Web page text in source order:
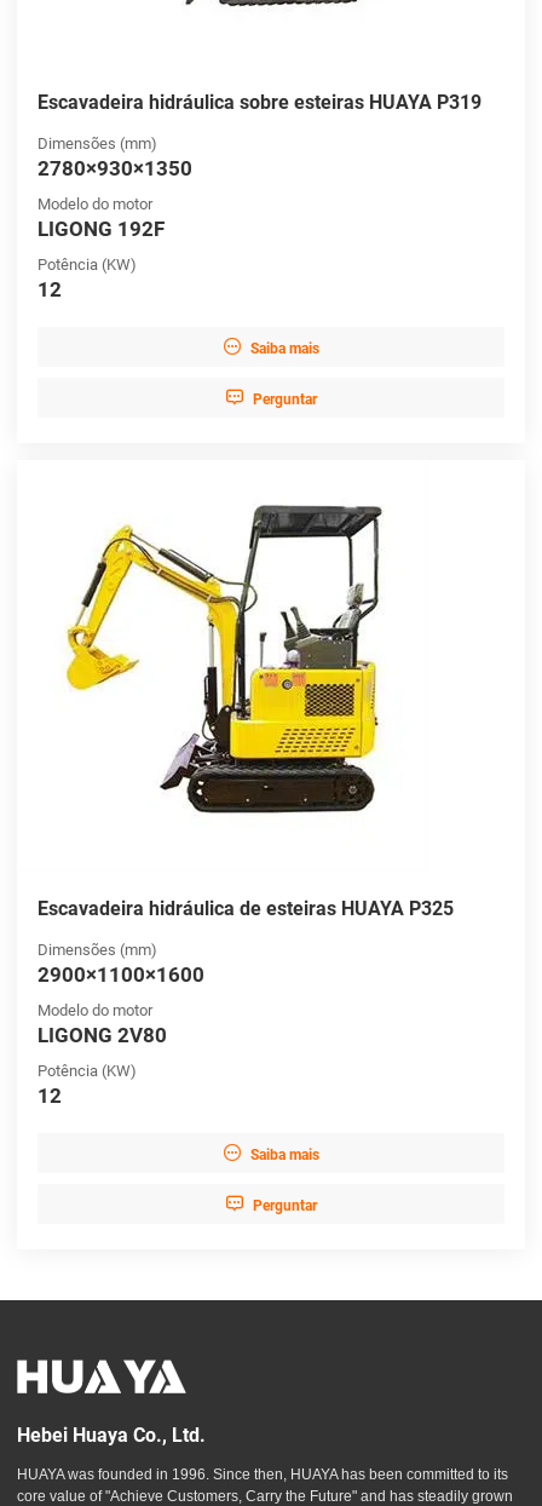
Escavadeira hidráulica sobre esteiras HUAYA P319
Dimensões (mm)
2780×930×1350
Modelo do motor
LIGONG 192F
Potência (KW)
12
 Saiba mais
 Perguntar
Escavadeira hidráulica de esteiras HUAYA P325
Dimensões (mm)
2900×1100×1600
Modelo do motor
LIGONG 2V80
Potência (KW)
12
 Saiba mais
 Perguntar
Hebei Huaya Co., Ltd.
HUAYA was founded in 1996. Since then, HUAYA has been committed to its
core value of "Achieve Customers, Carry the Future" and has steadily grown